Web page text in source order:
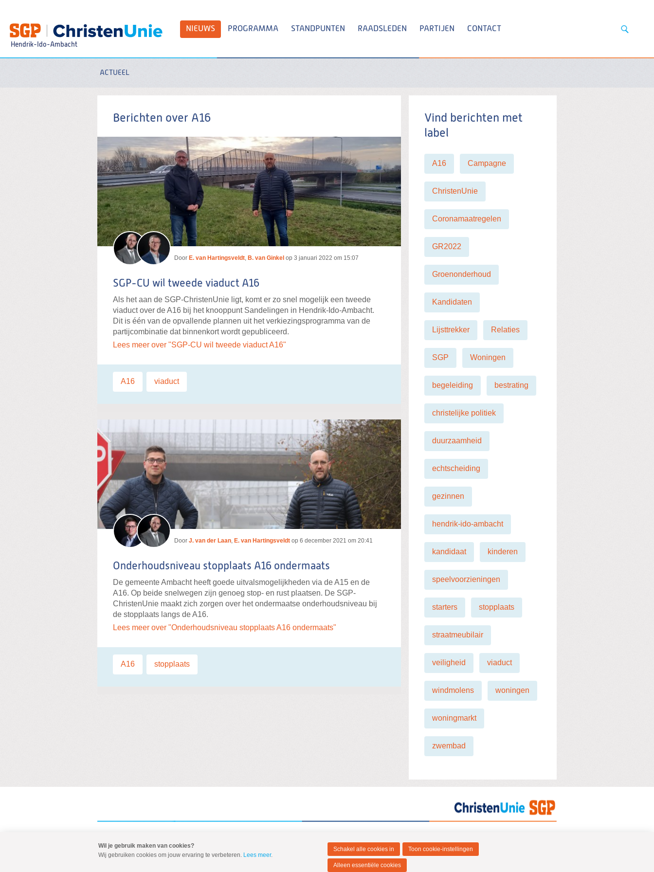
Spring
naar
de
inhoud
Hendrik-Ido-Ambacht
NIEUWS PROGRAMMA STANDPUNTEN RAADSLEDEN PARTIJEN CONTACT
Zoeken:
ACTUEEL
Berichten over A16
Door E. van Hartingsveldt, B. van Ginkel op 3 januari 2022 om 15:07
SGP-CU wil tweede viaduct A16
Als het aan de SGP-ChristenUnie ligt, komt er zo snel mogelijk een tweede
viaduct over de A16 bij het knooppunt Sandelingen in Hendrik-Ido-Ambacht.
Dit is één van de opvallende plannen uit het verkiezingsprogramma van de
partijcombinatie dat binnenkort wordt gepubliceerd.
Lees meer over "SGP-CU wil tweede viaduct A16"
Labels:
A16 viaduct
Door J. van der Laan, E. van Hartingsveldt op 6 december 2021 om 20:41
Onderhoudsniveau stopplaats A16 ondermaats
De gemeente Ambacht heeft goede uitvalsmogelijkheden via de A15 en de
A16. Op beide snelwegen zijn genoeg stop- en rust plaatsen. De SGP-
ChristenUnie maakt zich zorgen over het ondermaatse onderhoudsniveau bij
de stopplaats langs de A16.
Lees meer over "Onderhoudsniveau stopplaats A16 ondermaats"
Labels:
A16 stopplaats
Vind berichten met
label
A16 Campagne
ChristenUnie
Coronamaatregelen
GR2022
Groenonderhoud
Kandidaten
Lijsttrekker Relaties
SGP Woningen
begeleiding bestrating
christelijke politiek
duurzaamheid
echtscheiding
gezinnen
hendrik-ido-ambacht
kandidaat kinderen
speelvoorzieningen
starters stopplaats
straatmeubilair
veiligheid viaduct
windmolens woningen
woningmarkt
zwembad
Visit
our
Wil je gebruik maken van cookies?
Wij gebruiken cookies om jouw ervaring te verbeteren. Lees meer.
Schakel alle cookies in Toon cookie-instellingen
Alleen essentiële cookies